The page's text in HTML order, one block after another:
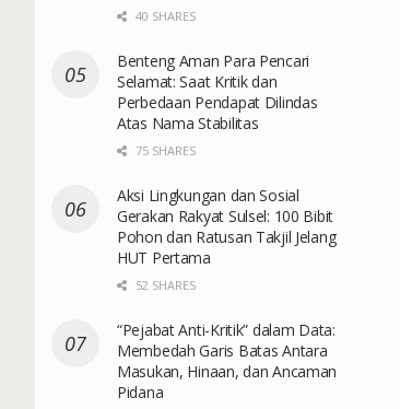
40 SHARES
Benteng Aman Para Pencari
Selamat: Saat Kritik dan
Perbedaan Pendapat Dilindas
Atas Nama Stabilitas
75 SHARES
Aksi Lingkungan dan Sosial
Gerakan Rakyat Sulsel: 100 Bibit
Pohon dan Ratusan Takjil Jelang
HUT Pertama
52 SHARES
“Pejabat Anti-Kritik” dalam Data:
Membedah Garis Batas Antara
Masukan, Hinaan, dan Ancaman
Pidana